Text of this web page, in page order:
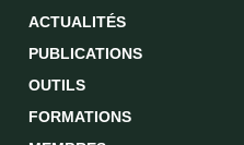
ACTUALITÉS
PUBLICATIONS
OUTILS
FORMATIONS